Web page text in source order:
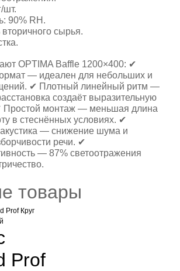
шт.
90% RH.
сырья.
OPTIMA Baffle 1200×400: ✔
— идеален для небольших и
✔ Плотный линейный ритм —
создаёт выразительную
Простой монтаж — меньшая длина
в стеснённых условиях. ✔
— снижение шума и
речи. ✔
— 87% светоотражения
товары
Prof